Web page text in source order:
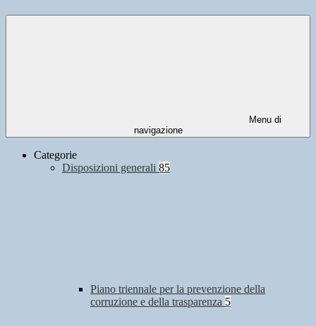
Menu di
navigazione
Categorie
Disposizioni generali 85
Piano triennale per la prevenzione della
corruzione e della trasparenza 5